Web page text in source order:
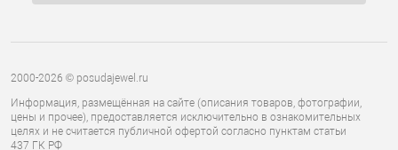
2000-2026 © posudajewel.ru
Информация, размещённая на сайте (описания товаров, фотографии,
цены и прочее), предоставляется исключительно в ознакомительных
целях и не считается публичной офертой согласно пунктам статьи
437 ГК РФ